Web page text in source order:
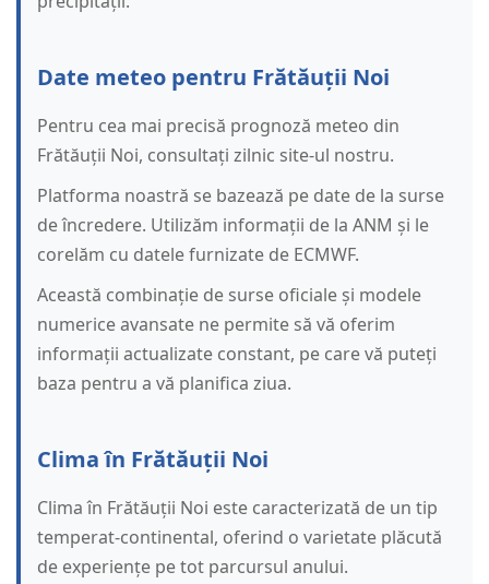
Date meteo pentru Frătăuții Noi
Pentru cea mai precisă prognoză meteo din
Frătăuții Noi, consultați zilnic site-ul nostru.
Platforma noastră se bazează pe date de la surse
de încredere. Utilizăm informații de la ANM și le
corelăm cu datele furnizate de ECMWF.
Această combinație de surse oficiale și modele
numerice avansate ne permite să vă oferim
informații actualizate constant, pe care vă puteți
baza pentru a vă planifica ziua.
Clima în Frătăuții Noi
Clima în Frătăuții Noi este caracterizată de un tip
temperat-continental, oferind o varietate plăcută
de experiențe pe tot parcursul anului.